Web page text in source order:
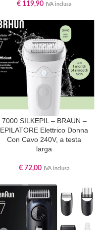
€ 119,90 IVA inclusa
7000 SILKEPIL – BRAUN –
EPILATORE Elettrico Donna
Con Cavo 240V, a testa
larga
€ 72,00 IVA inclusa